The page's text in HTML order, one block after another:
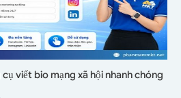
viết bio mạng xã hội nhanh chóng